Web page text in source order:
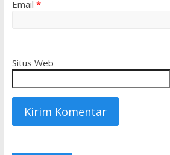
Email *
Situs Web